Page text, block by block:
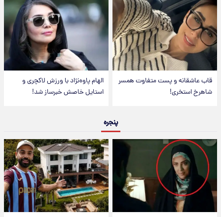
قاب عاشقانه و پست متفاوت همسر
شاهرخ استخری!
الهام پاوه‌نژاد با ورزش لاکچری و
استایل خاصش خبرساز شد!
پنجره